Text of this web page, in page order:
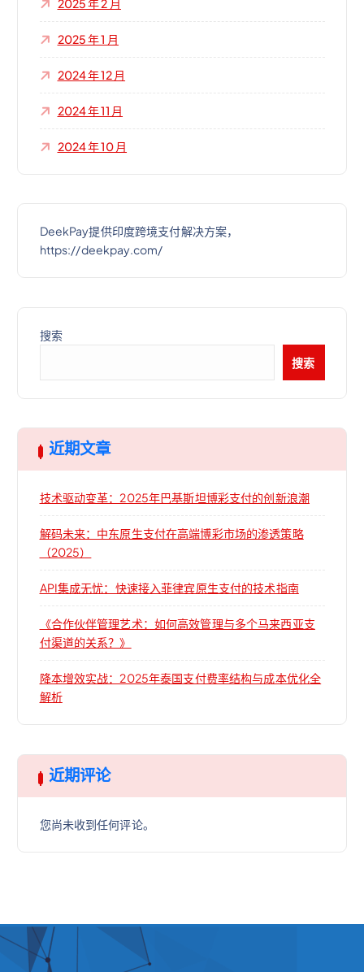
2025 年 2 月
2025 年 1 月
2024 年 12 月
2024 年 11 月
2024 年 10 月
DeekPay提供印度跨境支付解决方案，
https://deekpay.com/
搜索
搜索
近期文章
技术驱动变革：2025年巴基斯坦博彩支付的创新浪潮
解码未来：中东原生支付在高端博彩市场的渗透策略
（2025）
API集成无忧：快速接入菲律宾原生支付的技术指南
《合作伙伴管理艺术：如何高效管理与多个马来西亚支
付渠道的关系？》
降本增效实战：2025年泰国支付费率结构与成本优化全
解析
近期评论
您尚未收到任何评论。